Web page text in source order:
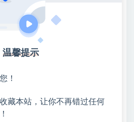
启玩法实操解析.mp4
播能力做好流量承接转化
线人数.mp4
能事半功倍.mp4
温馨提示
！
收藏本站，让你不再错过任何